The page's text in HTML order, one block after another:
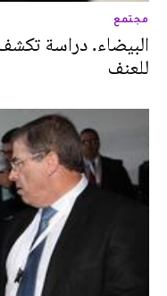
مجتمع
للعنف